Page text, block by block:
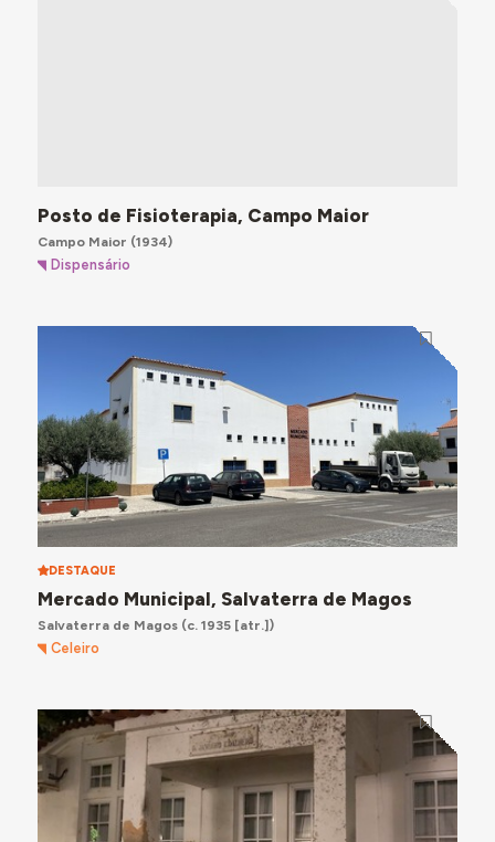
Posto de Fisioterapia, Campo Maior
Campo Maior (1934)
Dispensário
DESTAQUE
Mercado Municipal, Salvaterra de Magos
Salvaterra de Magos(c. 1935 [atr.])
Celeiro